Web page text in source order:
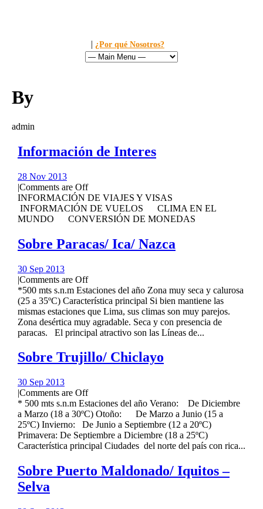
| ¿Por qué Nosotros?
By
admin
Información de Interes
28 Nov 2013
|Comments are Off
INFORMACIÓN DE VIAJES Y VISAS
INFORMACIÓN DE VUELOS CLIMA EN EL
MUNDO CONVERSIÓN DE MONEDAS
Sobre Paracas/ Ica/ Nazca
30 Sep 2013
|Comments are Off
*500 mts s.n.m Estaciones del año Zona muy seca y calurosa
(25 a 35ºC) Característica principal Si bien mantiene las
mismas estaciones que Lima, sus climas son muy parejos.
Zona desértica muy agradable. Seca y con presencia de
paracas. El principal atractivo son las Líneas de...
Sobre Trujillo/ Chiclayo
30 Sep 2013
|Comments are Off
* 500 mts s.n.m Estaciones del año Verano: De Diciembre
a Marzo (18 a 30ºC) Otoño: De Marzo a Junio (15 a
25ºC) Invierno: De Junio a Septiembre (12 a 20ºC)
Primavera: De Septiembre a Diciembre (18 a 25ºC)
Característica principal Ciudades del norte del país con rica...
Sobre Puerto Maldonado/ Iquitos –
Selva